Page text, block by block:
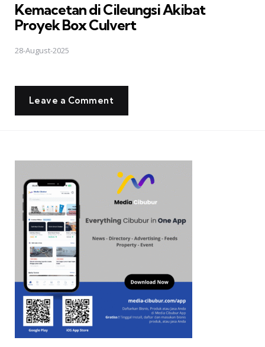
Kemacetan di Cileungsi Akibat
Proyek Box Culvert
28-August-2025
Leave a Comment